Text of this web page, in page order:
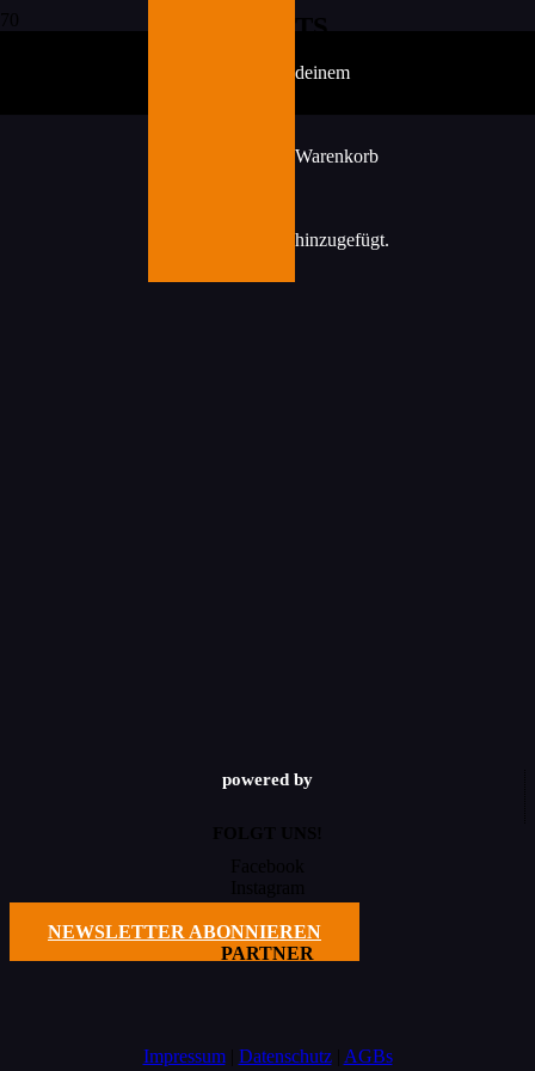
deinem
Warenkorb
hinzugefügt.
powered by
TikTok
NEWSLETTER ABONNIEREN
PARTNER
Impressum| Datenschutz| AGBs